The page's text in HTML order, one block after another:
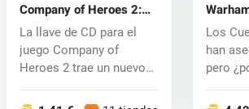
Company of Heroes 2:
The British Forces (PC)
CD key
La llave de CD para el
juego Company of
Heroes 2 trae un nuevo
Dawn
Rising
Los
han
pero